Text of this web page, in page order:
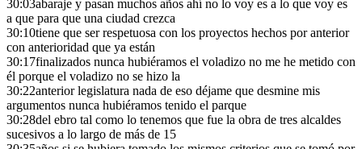
30:03abaraje y pasan muchos años ahí no lo voy es a lo que voy es
a que para que una ciudad crezca
30:10tiene que ser respetuosa con los proyectos hechos por anterior
con anterioridad que ya están
30:17finalizados nunca hubiéramos el voladizo no me he metido con
él porque el voladizo no se hizo la
30:22anterior legislatura nada de eso déjame que desmine mis
argumentos nunca hubiéramos tenido el parque
30:28del ebro tal como lo tenemos que fue la obra de tres alcaldes
sucesivos a lo largo de más de 15